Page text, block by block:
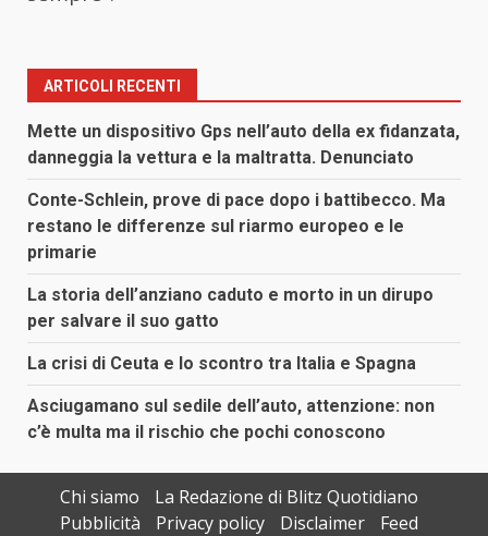
ARTICOLI RECENTI
Mette un dispositivo Gps nell’auto della ex fidanzata,
danneggia la vettura e la maltratta. Denunciato
Conte-Schlein, prove di pace dopo i battibecco. Ma
restano le differenze sul riarmo europeo e le
primarie
La storia dell’anziano caduto e morto in un dirupo
per salvare il suo gatto
La crisi di Ceuta e lo scontro tra Italia e Spagna
Asciugamano sul sedile dell’auto, attenzione: non
c’è multa ma il rischio che pochi conoscono
Chi siamo
La Redazione di Blitz Quotidiano
Pubblicità
Privacy policy Disclaimer Feed